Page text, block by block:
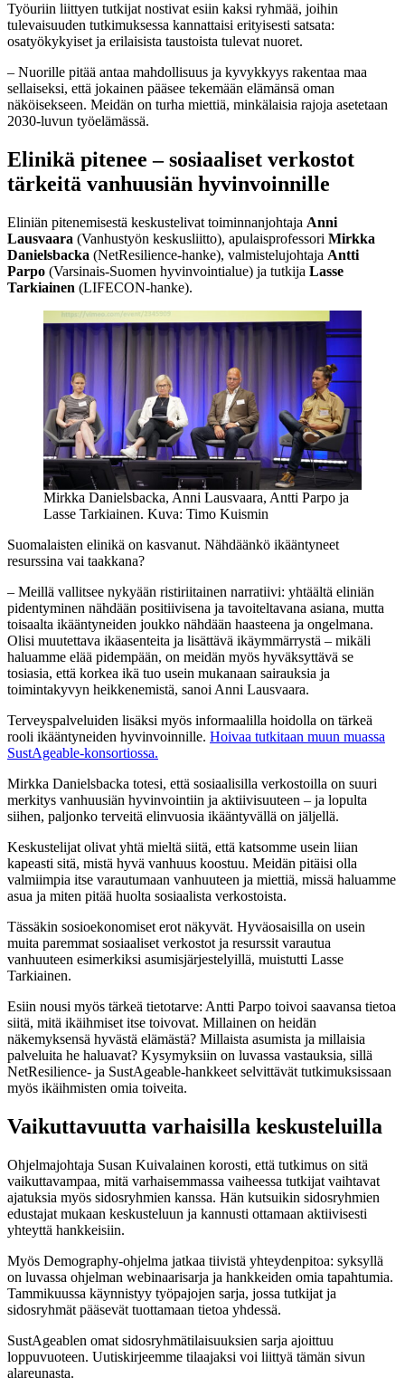
Työuriin liittyen tutkijat nostivat esiin kaksi ryhmää, joihin
tulevaisuuden tutkimuksessa kannattaisi erityisesti satsata:
osatyökykyiset ja erilaisista taustoista tulevat nuoret.
– Nuorille pitää antaa mahdollisuus ja kyvykkyys rakentaa maa
sellaiseksi, että jokainen pääsee tekemään elämänsä oman
näköisekseen. Meidän on turha miettiä, minkälaisia rajoja asetetaan
2030-luvun työelämässä.
Elinikä pitenee – sosiaaliset verkostot
tärkeitä vanhuusiän hyvinvoinnille
Eliniän pitenemisestä keskustelivat toiminnanjohtaja Anni
Lausvaara (Vanhustyön keskusliitto), apulaisprofessori Mirkka
Danielsbacka (NetResilience-hanke), valmistelujohtaja Antti
Parpo (Varsinais-Suomen hyvinvointialue) ja tutkija Lasse
Tarkiainen (LIFECON-hanke).
Mirkka Danielsbacka, Anni Lausvaara, Antti Parpo ja
Lasse Tarkiainen. Kuva: Timo Kuismin
Suomalaisten elinikä on kasvanut. Nähdäänkö ikääntyneet
resurssina vai taakkana?
– Meillä vallitsee nykyään ristiriitainen narratiivi: yhtäältä eliniän
pidentyminen nähdään positiivisena ja tavoiteltavana asiana, mutta
toisaalta ikääntyneiden joukko nähdään haasteena ja ongelmana.
Olisi muutettava ikäasenteita ja lisättävä ikäymmärrystä – mikäli
haluamme elää pidempään, on meidän myös hyväksyttävä se
tosiasia, että korkea ikä tuo usein mukanaan sairauksia ja
toimintakyvyn heikkenemistä, sanoi Anni Lausvaara.
Terveyspalveluiden lisäksi myös informaalilla hoidolla on tärkeä
rooli ikääntyneiden hyvinvoinnille. Hoivaa tutkitaan muun muassa
SustAgeable-konsortiossa.
Mirkka Danielsbacka totesi, että sosiaalisilla verkostoilla on suuri
merkitys vanhuusiän hyvinvointiin ja aktiivisuuteen – ja lopulta
siihen, paljonko terveitä elinvuosia ikääntyvällä on jäljellä.
Keskustelijat olivat yhtä mieltä siitä, että katsomme usein liian
kapeasti sitä, mistä hyvä vanhuus koostuu. Meidän pitäisi olla
valmiimpia itse varautumaan vanhuuteen ja miettiä, missä haluamme
asua ja miten pitää huolta sosiaalista verkostoista.
Tässäkin sosioekonomiset erot näkyvät. Hyväosaisilla on usein
muita paremmat sosiaaliset verkostot ja resurssit varautua
vanhuuteen esimerkiksi asumisjärjestelyillä, muistutti Lasse
Tarkiainen.
Esiin nousi myös tärkeä tietotarve: Antti Parpo toivoi saavansa tietoa
siitä, mitä ikäihmiset itse toivovat. Millainen on heidän
näkemyksensä hyvästä elämästä? Millaista asumista ja millaisia
palveluita he haluavat? Kysymyksiin on luvassa vastauksia, sillä
NetResilience- ja SustAgeable-hankkeet selvittävät tutkimuksissaan
myös ikäihmisten omia toiveita.
Vaikuttavuutta varhaisilla keskusteluilla
Ohjelmajohtaja Susan Kuivalainen korosti, että tutkimus on sitä
vaikuttavampaa, mitä varhaisemmassa vaiheessa tutkijat vaihtavat
ajatuksia myös sidosryhmien kanssa. Hän kutsuikin sidosryhmien
edustajat mukaan keskusteluun ja kannusti ottamaan aktiivisesti
yhteyttä hankkeisiin.
Myös Demography-ohjelma jatkaa tiivistä yhteydenpitoa: syksyllä
on luvassa ohjelman webinaarisarja ja hankkeiden omia tapahtumia.
Tammikuussa käynnistyy työpajojen sarja, jossa tutkijat ja
sidosryhmät pääsevät tuottamaan tietoa yhdessä.
SustAgeablen omat sidosryhmätilaisuuksien sarja ajoittuu
loppuvuoteen. Uutiskirjeemme tilaajaksi voi liittyä tämän sivun
alareunasta.